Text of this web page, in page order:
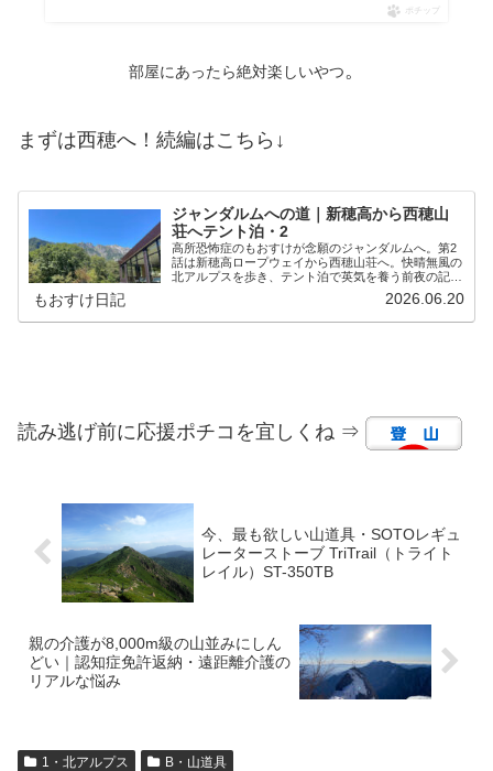
ポチップ
部屋にあったら絶対楽しいやつ。
まずは西穂へ！続編はこちら↓
ジャンダルムへの道｜新穂高から西穂山
荘へテント泊・2
高所恐怖症のもおすけが念願のジャンダルムへ。第2
話は新穂高ロープウェイから西穂山荘へ。快晴無風の
北アルプスを歩き、テント泊で英気を養う前夜の記録
もおすけ日記 2026.06.20
読み逃げ前に応援ポチコを宜しくね ⇒
今、最も欲しい山道具・SOTOレギュ
レーターストーブ TriTrail（トライト
レイル）ST-350TB
親の介護が8,000m級の山並みにしん
どい｜認知症免許返納・遠距離介護の
リアルな悩み
1・北アルプス B・山道具